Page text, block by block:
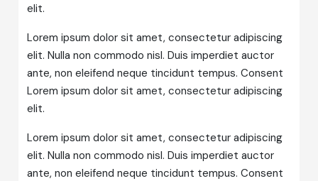
elit.
Lorem ipsum dolor sit amet, consectetur adipiscing
elit. Nulla non commodo nisl. Duis imperdiet auctor
ante, non eleifend neque tincidunt tempus. Consent
Lorem ipsum dolor sit amet, consectetur adipiscing
elit.
Lorem ipsum dolor sit amet, consectetur adipiscing
elit. Nulla non commodo nisl. Duis imperdiet auctor
ante, non eleifend neque tincidunt tempus. Consent